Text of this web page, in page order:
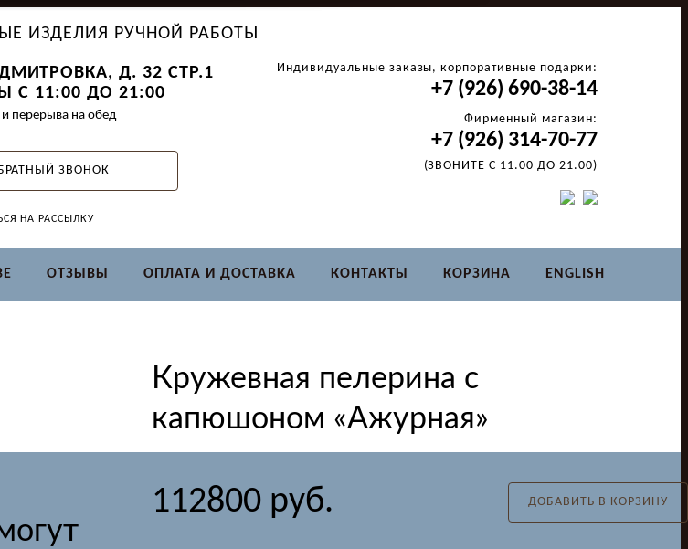
ИЗДЕЛИЯ РУЧНОЙ РАБОТЫ
Д. 32 СТР.1
С 11:00 ДО 21:00
перерыва на обед
ЗВОНОК
НА РАССЫЛКУ
Индивидуальные заказы, корпоративные подарки:
+7 (926) 690-38-14
Фирменный магазин:
+7 (926) 314-70-77
(ЗВОНИТЕ С 11.00 ДО 21.00)
ОТЗЫВЫ ОПЛАТА И ДОСТАВКА КОНТАКТЫ КОРЗИНА ENGLISH
Кружевная пелерина с
капюшоном «Ажурная»
ДОБАВИТЬ В КОРЗИНУ
112800 руб.